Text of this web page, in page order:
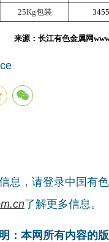
25Kg包装
来源：长江有色金属网
息，请登录中国有色
了解更多信息。
：本网所有内容的